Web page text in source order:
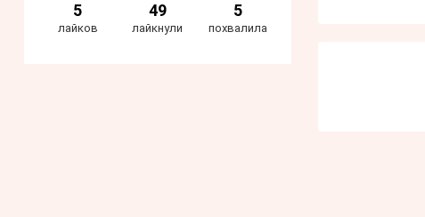
5
лайков
49
лайкнули
5
похвалила